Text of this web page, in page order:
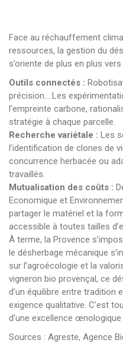
Face au réchauffement
ressources, la gestion du
s’oriente de plus en plus
Outils connectés :
précision... Les
l’empreinte carbone,
stratégie à chaque parcelle.
Recherche variétale : Les
l’identification de clones de
concurrence herbacée ou
travaillés.
Mutualisation des coûts :
Economique et
partager le matériel et la
accessible à toutes tailles
À terme, la Provence
le désherbage mécanique
sur l’agroécologie et la
vigneron bio provençal, ce
d’un équilibre entre
exigence qualitative. C’est
d’une excellence
Sources : Agreste, Agence